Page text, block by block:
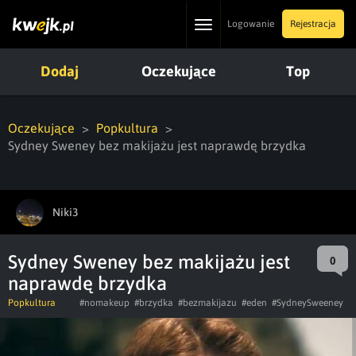
ToggleLogowanie Rejestracja
Dodaj Oczekujące Top
Oczekujące
Popkultura
Sydney Sweney bez makijażu jest naprawdę brzydka
Niki3
Sydney Sweney bez makijażu jest
naprawdę brzydka
0
Popkultura #nomakeup #brzydka #bezmakijazu #eden #SydneySweeney